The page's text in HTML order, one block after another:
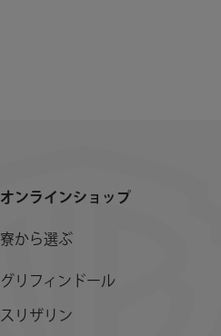
オンラインショップ
寮から選ぶ
グリフィンドール
スリザリン